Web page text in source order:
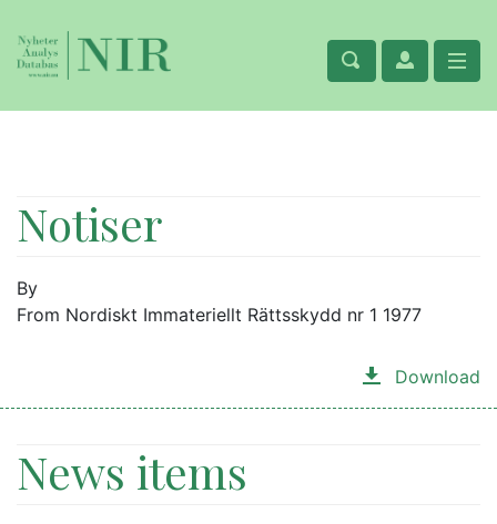
Notiser
By
From Nordiskt Immateriellt Rättsskydd nr 1 1977
Download
News items